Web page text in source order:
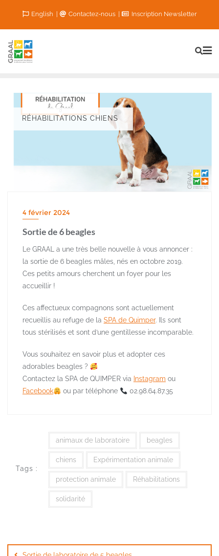
content
English Contactez-nous Inscription Newsletter
RÉHABILITATIONS CHIENS
4 février 2024
Sortie de 6 beagles
Le GRAAL a une très belle nouvelle à vous annoncer :
la sortie de 6 beagles mâles, nés en octobre 2019.
Ces petits amours cherchent un foyer pour les
accueillir !
Ces affectueux compagnons sont actuellement
recueillis au refuge de la SPA de Quimper. Ils sont
tous stérilisés et sont d’une gentillesse incomparable.
Vous souhaitez en savoir plus et adopter ces
adorables beagles ?
Contactez la SPA de QUIMPER via Instagram ou
Facebook
ou par téléphone 02.98.64.87.35
Tags :
animaux de laboratoire beagles
chiens Expérimentation animale
protection animale Réhabilitations
solidarité
de